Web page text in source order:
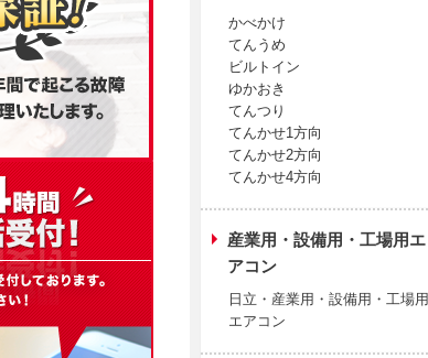
かべかけ
てんうめ
ビルトイン
ゆかおき
てんつり
てんかせ1方向
てんかせ2方向
てんかせ4方向
産業用・設備用・工場用エ
アコン
日立・産業用・設備用・工場用
エアコン